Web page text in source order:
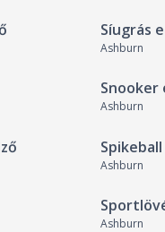
Síugrás
Ashburn
Snooker
Ashburn
Ashburn
Ashburn